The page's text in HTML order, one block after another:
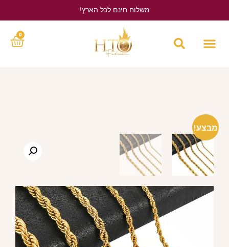
משלוח חינם לכל הארץ!
0
מבצע!